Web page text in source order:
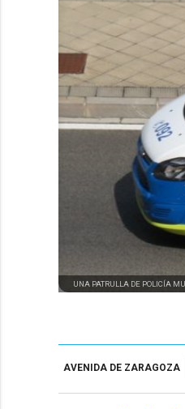
UNA PATRULLA DE POLICÍA
AVENIDA DE ZARAGOZA